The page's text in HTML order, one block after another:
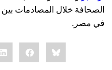
الصحافة خلال المصادمات
في مصر.
Bluesky